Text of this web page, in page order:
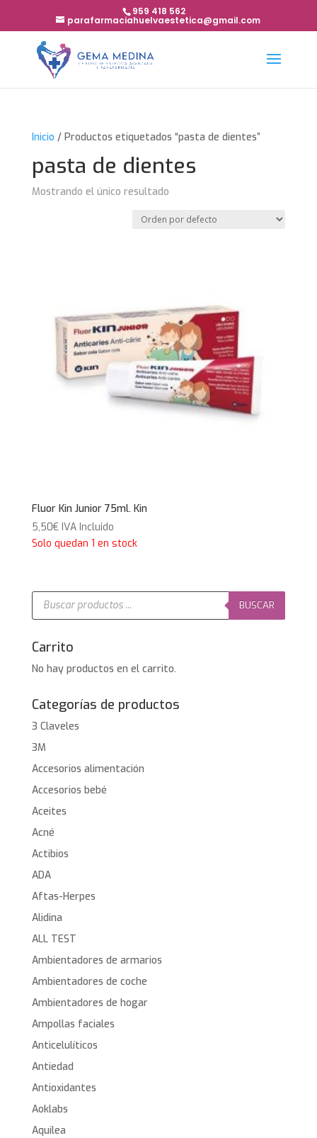
959 418 562
parafarmaciahuelvaestetica@gmail.com
Inicio / Productos etiquetados “pasta de dientes”
pasta de dientes
Mostrando el único resultado
Fluor Kin Junior 75ml. Kin
5,50€ IVA Incluido
Solo quedan 1 en stock
Búsqueda
productos
BUSCAR
Carrito
No hay productos en el carrito.
Categorías de productos
3 Claveles
3M
Accesorios alimentación
Accesorios bebé
Aceites
Acné
Actibios
ADA
Aftas-Herpes
Alidina
ALL TEST
Ambientadores de armarios
Ambientadores de coche
Ambientadores de hogar
Ampollas faciales
Anticelulíticos
Antiedad
Antioxidantes
Aoklabs
Aquilea